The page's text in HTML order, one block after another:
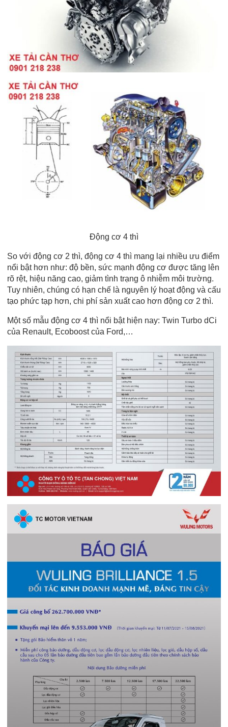
Động cơ 4 thì
So với động cơ 2 thì, động cơ 4 thì mang lại nhiều ưu điểm
nổi bật hơn như: độ bền, sức mạnh động cơ được tăng lên
rõ rệt, hiệu năng cao, giảm tình trạng ô nhiễm môi trường.
Tuy nhiên, chúng có hạn chế là nguyên lý hoạt động và cấu
tạo phức tạp hơn, chi phí sản xuất cao hơn động cơ 2 thì.
Một số mẫu động cơ 4 thì nổi bật hiện nay: Twin Turbo dCi
của Renault, Ecoboost của Ford,…